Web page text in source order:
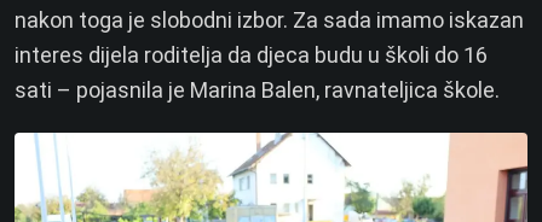
nakon toga je slobodni izbor. Za sada imamo iskazan
interes dijela roditelja da djeca budu u školi do 16
sati – pojasnila je Marina Balen, ravnateljica škole.